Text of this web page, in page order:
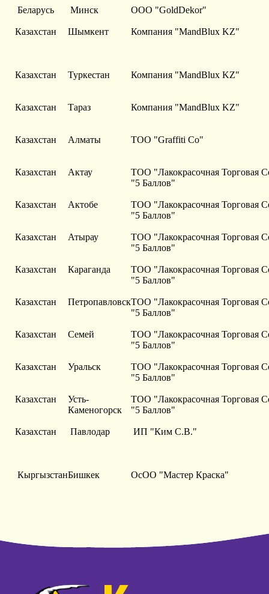
Беларусь Минск ООО "GoldDekor"
Казахстан Шымкент Компания "MandBlux KZ"
Казахстан Туркестан Компания "MandBlux KZ"
Казахстан Тараз Компания "MandBlux KZ"
Казахстан Алматы ТОО "Graffiti Co"
Казахстан Актау
ТОО "Лакокрасочная Торговая
"5 Баллов"
Казахстан Актобе
ТОО "Лакокрасочная Торговая
"5 Баллов"
Казахстан Атырау
ТОО "Лакокрасочная Торговая
"5 Баллов"
Казахстан Караганда
ТОО "Лакокрасочная Торговая
"5 Баллов"
Казахстан ПетропавловскТОО "Лакокрасочная Торговая
"5 Баллов"
Казахстан Семей
ТОО "Лакокрасочная Торговая
"5 Баллов"
Казахстан Уральск
ТОО "Лакокрасочная Торговая
"5 Баллов"
Казахстан
Усть-
Каменогорск
ТОО "Лакокрасочная Торговая
"5 Баллов"
Казахстан Павлодар ИП "Ким С.В."
КыргызстанБишкек ОсОО "Мастер Краска"